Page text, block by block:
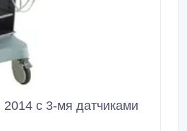
с 3-мя датчиками